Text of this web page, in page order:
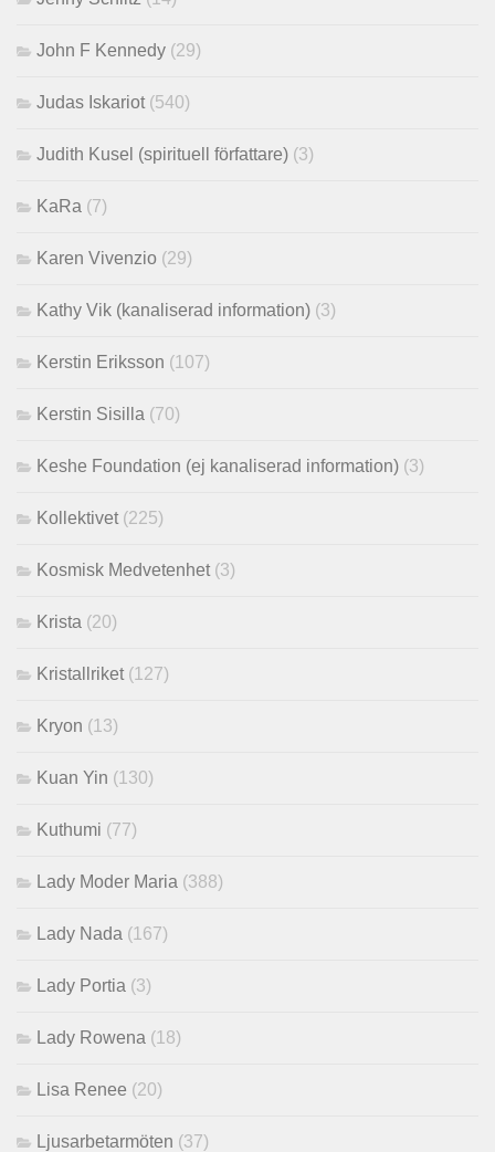
John F Kennedy (29)
Judas Iskariot (540)
Judith Kusel (spirituell författare) (3)
KaRa (7)
Karen Vivenzio (29)
Kathy Vik (kanaliserad information) (3)
Kerstin Eriksson (107)
Kerstin Sisilla (70)
Keshe Foundation (ej kanaliserad information) (3)
Kollektivet (225)
Kosmisk Medvetenhet (3)
Krista (20)
Kristallriket (127)
Kryon (13)
Kuan Yin (130)
Kuthumi (77)
Lady Moder Maria (388)
Lady Nada (167)
Lady Portia (3)
Lady Rowena (18)
Lisa Renee (20)
Ljusarbetarmöten (37)